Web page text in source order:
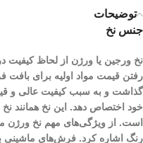
توضیحات
جنس نخ
نخ ورجین یا ورژن از لحاظ کیفیت
رفتن قیمت مواد اولیه برای
گذاشت و به سبب کیفیت عالی و
خود اختصاص دهد. این نخ همانند
است. از ویژگی‌های مهم نخ ورژن
رنگ اشاره کرد. فرش‌های ماشینی